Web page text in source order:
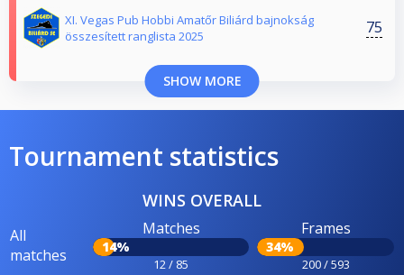
XI. Vegas Pub Hobbi Amatőr Biliárd bajnokság
összesített ranglista 2025
75
SHOW MORE
Tournament statistics
WINS OVERALL
All
matches
Matches
14%
12 / 85
Frames
34%
200 / 593